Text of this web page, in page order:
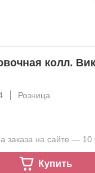
колл.
Розница
заказа на сайте — 10
Купить